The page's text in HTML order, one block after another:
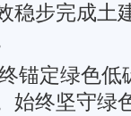
稳步完成土
锚定绿色
始终坚守绿